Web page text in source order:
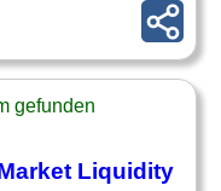
gefunden
Liquidity